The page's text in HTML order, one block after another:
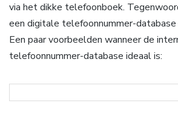
via het dikke telefoonboek.
een digitale telefoonnummer-
Een paar voorbeelden wanneer de
telefoonnummer-database ideaal is: